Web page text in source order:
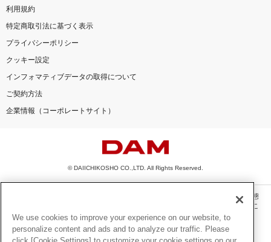
利用規約
特定商取引法に基づく表示
プライバシーポリシー
クッキー設定
インフォマティブデータの取得について
ご契約方法
企業情報（コーポレートサイト）
© DAIICHIKOSHO CO.,LTD. All Rights Reserved.
このサイトに掲載されている一切の文章・画像・写真・動画・音声等を、手段や形態
を問わず、著作権法の定める範囲を超えて無断で複製、転載、ファイル化などするこ
とを禁じます。
楽曲及びコンテンツは、機種によりご利用いただけない場合があります。
We use cookies to improve your experience on our website, to
personalize content and ads and to analyze our traffic. Please